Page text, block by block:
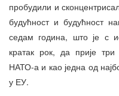
пробудили и
будућност и будућност
седам година, што је с
кратак рок, да прије
НАТО-а и као једна од
у ЕУ.